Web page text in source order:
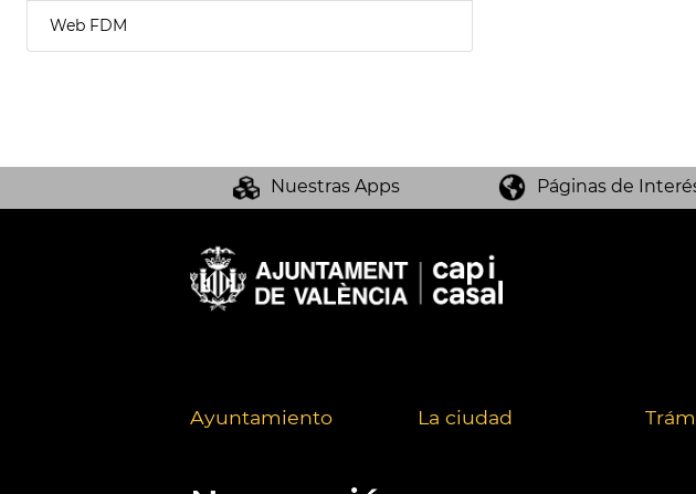
Web FDM
Nuestras Apps Páginas de
Ayuntamiento La ciudad